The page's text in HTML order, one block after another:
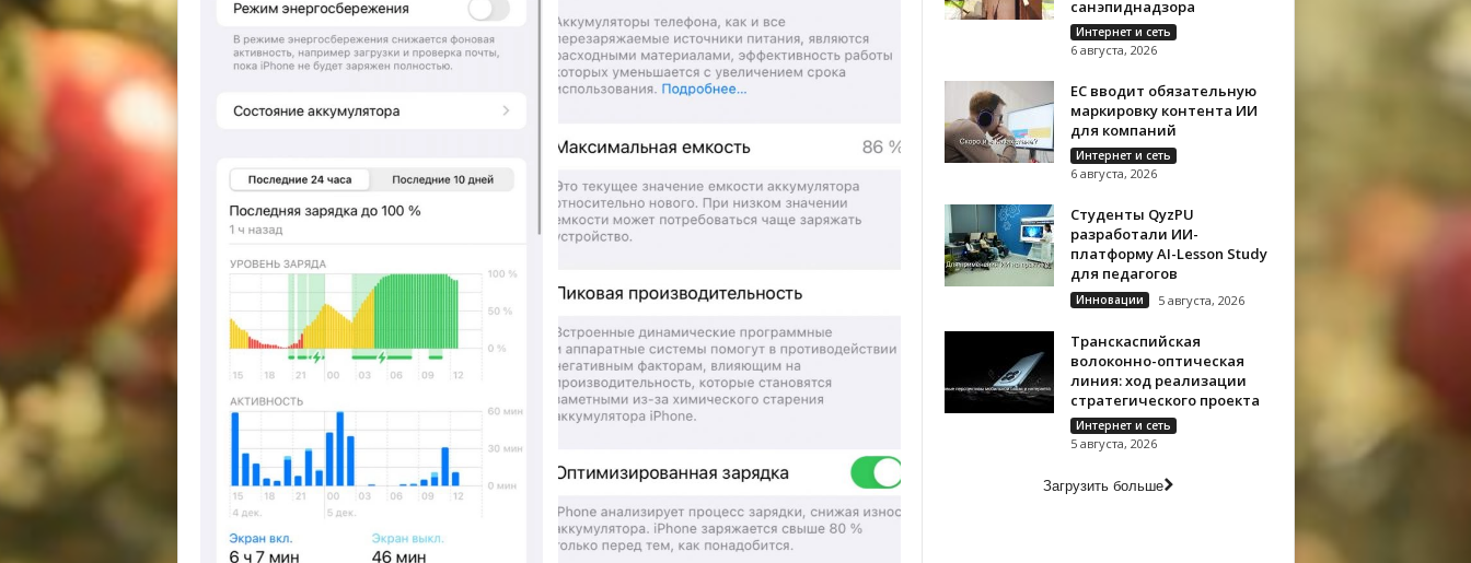
санэпиднадзора
Интернет и сеть
6 августа, 2026
ЕС вводит обязательную
маркировку контента ИИ
для компаний
Интернет и сеть
6 августа, 2026
Студенты QyzPU
разработали ИИ-
платформу AI-Lesson Study
для педагогов
Инновации 5 августа, 2026
Транскаспийская
волоконно-оптическая
линия: ход реализации
стратегического проекта
Интернет и сеть
5 августа, 2026
Загрузить больше